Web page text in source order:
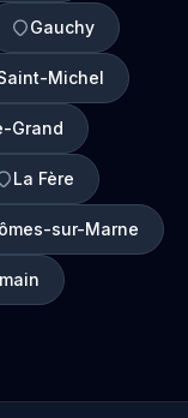
Gauchy
Michel
Grand
La Fère
sur-Marne